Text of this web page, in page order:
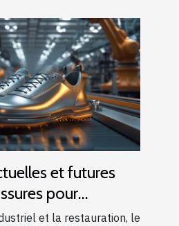
et futures
pour
restauration
et la restauration, le